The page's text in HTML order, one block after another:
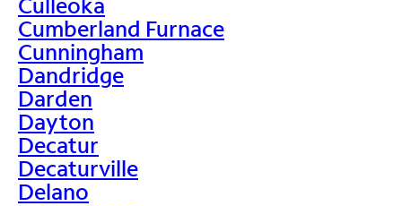
Cumberland Furnace
Cunningham
Dandridge
Darden
Dayton
Decatur
Decaturville
Delano